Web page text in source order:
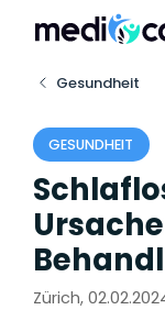
Gesundheit
GESUNDHEIT
Zürich,